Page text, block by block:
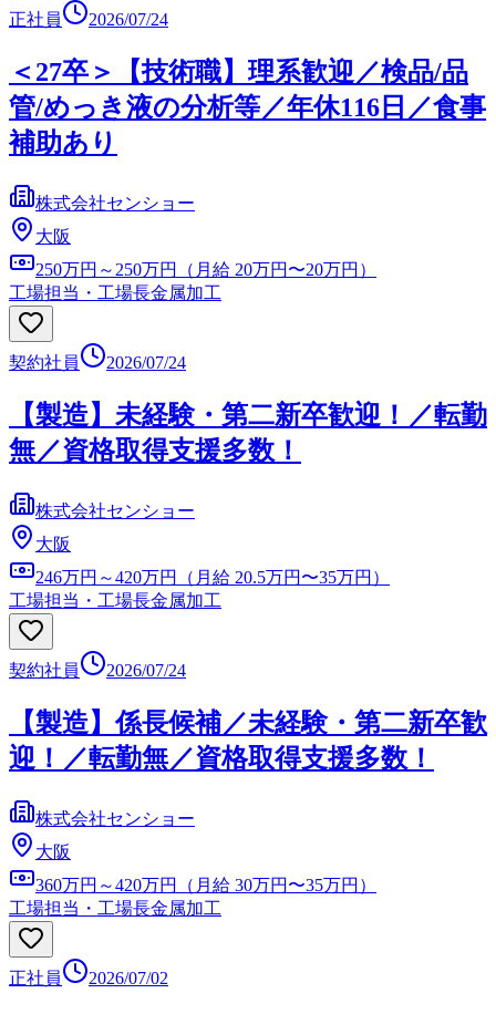
正社員 2026/07/24
＜27卒＞【技術職】理系歓迎／検品/品
管/めっき液の分析等／年休116日／食事
補助あり
株式会社センショー
大阪
250万円～250万円（月給 20万円〜20万円）
工場担当・工場長金属加工
契約社員 2026/07/24
【製造】未経験・第二新卒歓迎！／転勤
無／資格取得支援多数！
株式会社センショー
大阪
246万円～420万円（月給 20.5万円〜35万円）
工場担当・工場長金属加工
契約社員 2026/07/24
【製造】係長候補／未経験・第二新卒歓
迎！／転勤無／資格取得支援多数！
株式会社センショー
大阪
360万円～420万円（月給 30万円〜35万円）
工場担当・工場長金属加工
正社員 2026/07/02